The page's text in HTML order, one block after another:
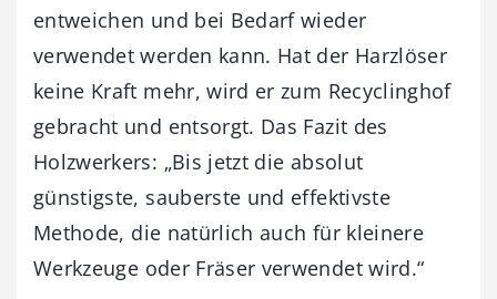
entweichen und bei Bedarf wieder
verwendet werden kann. Hat der Harzlöser
keine Kraft mehr, wird er zum Recyclinghof
gebracht und entsorgt. Das Fazit des
Holzwerkers: „Bis jetzt die absolut
günstigste, sauberste und effektivste
Methode, die natürlich auch für kleinere
Werkzeuge oder Fräser verwendet wird.“